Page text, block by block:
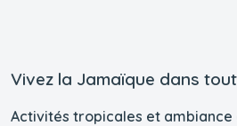
Vivez la Jamaïque dans
Activités tropicales et ambiance